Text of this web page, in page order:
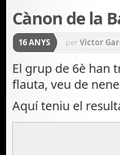
Cànon de la
16 ANYS perVictor
Música
El grup de 6è han
flauta, veu de
Aquí teniu el